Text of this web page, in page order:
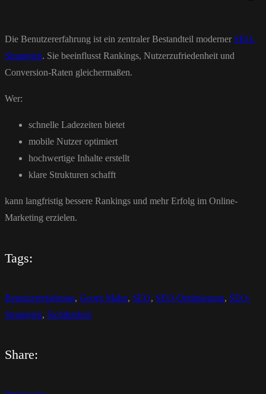
Die Benutzererfahrung ist ein zentraler Bestandteil moderner SEO-
Strategien. Sie beeinflusst Rankings, Nutzerzufriedenheit und
Conversion-Raten gleichermaßen.
Wer:
schnelle Ladezeiten bietet
mobile Nutzer optimiert
hochwertige Inhalte erstellt
klare Strukturen schafft
kann langfristig bessere Rankings und mehr Erfolg im Online-
Marketing erzielen.
Tags:
Benutzererfahrung, Georg Mahn, SEO, SEO-Optimierung, SEO-
Strategien, Sichtbarkeit
Share: